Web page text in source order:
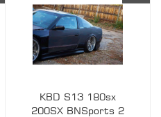
KBD S13 180sx
200SX BNSports 2